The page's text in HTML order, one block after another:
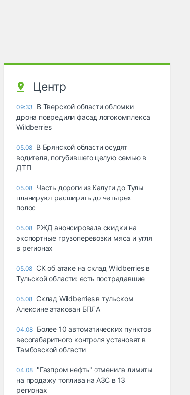
Центр
09:33
В Тверской области обломки
дрона повредили фасад логокомплекса
Wildberries
05.08 В Брянской области осудят
водителя, погубившего целую семью в
ДТП
05.08 Часть дороги из Калуги до Тулы
планируют расширить до четырех
полос
05.08 РЖД анонсировала скидки на
экспортные грузоперевозки мяса и угля
в регионах
05.08 СК об атаке на склад Wildberries в
Тульской области: есть пострадавшие
05.08 Склад Wildberries в тульском
Алексине атакован БПЛА
04.08 Более 10 автоматических пунктов
весогабаритного контроля установят в
Тамбовской области
04.08 "Газпром нефть" отменила лимиты
на продажу топлива на АЗС в 13
регионах